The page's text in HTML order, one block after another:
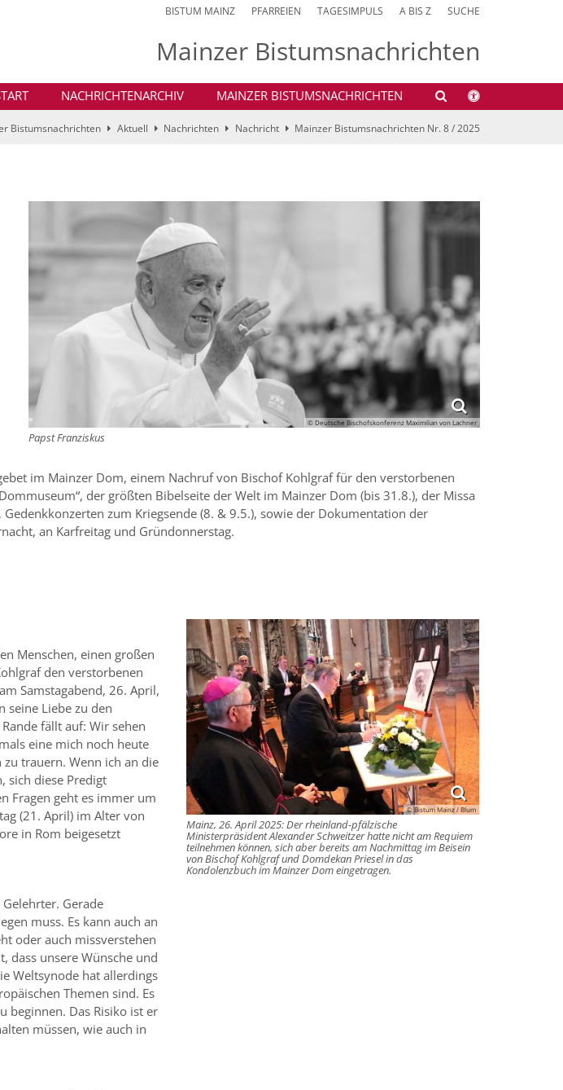
BISTUM MAINZ PFARREIEN TAGESIMPULS A BIS Z SUCHE
Mainzer Bistumsnachrichten
NACHRICHTENARCHIV MAINZER BISTUMSNACHRICHTEN
Bistumsnachrichten Aktuell Nachrichten Nachricht Mainzer Bistumsnachrichten Nr. 8 / 2025
© Deutsche Bischofskonferenz Maximilian von Lachner
Papst Franziskus
im Mainzer Dom, einem Nachruf von Bischof Kohlgraf für den verstorbenen
der größten Bibelseite der Welt im Mainzer Dom (bis 31.8.), der Missa
zum Kriegsende (8. & 9.5.), sowie der Dokumentation der
an Karfreitag und Gründonnerstag.
© Bistum Mainz / Blum
Mainz, 26. April 2025: Der rheinland-pfälzische
Ministerpräsident Alexander Schweitzer hatte nicht am Requiem
teilnehmen können, sich aber bereits am Nachmittag im Beisein
von Bischof Kohlgraf und Domdekan Priesel in das
Kondolenzbuch im Mainzer Dom eingetragen.
Menschen, einen großen
den verstorbenen
Samstagabend, 26. April,
seine Liebe zu den
fällt auf: Wir sehen
eine mich noch heute
trauern. Wenn ich an die
sich diese Predigt
Fragen geht es immer um
(21. April) im Alter von
in Rom beigesetzt
Gerade
muss. Es kann auch an
oder auch missverstehen
dass unsere Wünsche und
Weltsynode hat allerdings
Themen sind. Es
beginnen. Das Risiko ist er
müssen, wie auch in